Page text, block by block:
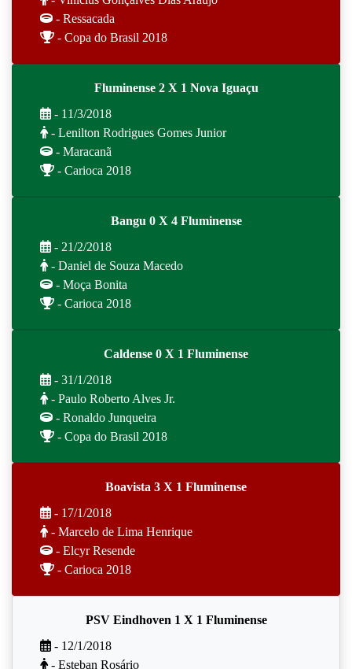
- Ressacada
- Copa do Brasil 2018
Fluminense 2 X 1 Nova Iguaçu
- 11/3/2018
- Lenilton Rodrigues Gomes Junior
- Maracanã
- Carioca 2018
Bangu 0 X 4 Fluminense
- 21/2/2018
- Daniel de Souza Macedo
- Moça Bonita
- Carioca 2018
Caldense 0 X 1 Fluminense
- 31/1/2018
- Paulo Roberto Alves Jr.
- Ronaldo Junqueira
- Copa do Brasil 2018
Boavista 3 X 1 Fluminense
- 17/1/2018
- Marcelo de Lima Henrique
- Elcyr Resende
- Carioca 2018
PSV Eindhoven 1 X 1 Fluminense
- 12/1/2018
- Esteban Rosário